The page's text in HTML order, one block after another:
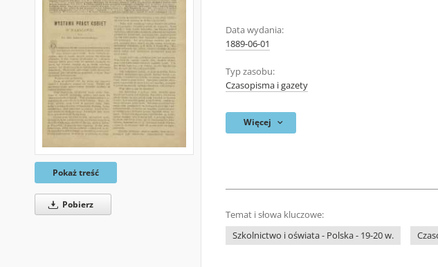
Pokaż treść
Pobierz
Data wydania:
1889-06-01
Typ zasobu:
Czasopisma i gazety
Więcej
Temat i słowa kluczowe:
Szkolnictwo i oświata - Polska - 19-20 w.